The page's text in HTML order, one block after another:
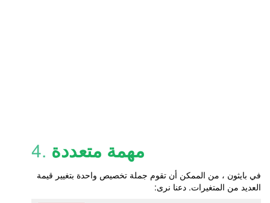
4. مهمة متعددة
في بايثون ، من الممكن أن تقوم جملة تخصيص واحدة بتغيير قيمة
العديد من المتغيرات. دعنا نرى: